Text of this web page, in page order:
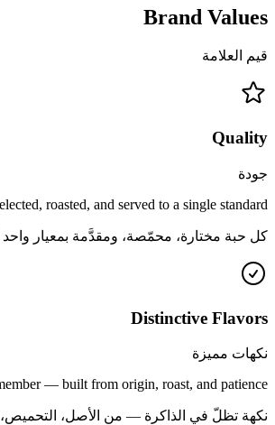
Brand Values
قيم العلامة
Quality
جودة
roasted, and served to a single standard.
كل حبة مختارة، محمّصة، ومقدَّمة بمعيار واحد
Distinctive Flavors
نكهات مميزة
— built from origin, roast, and patience.
نكهة تظلّ في الذاكرة — من الأصل، التحميص،